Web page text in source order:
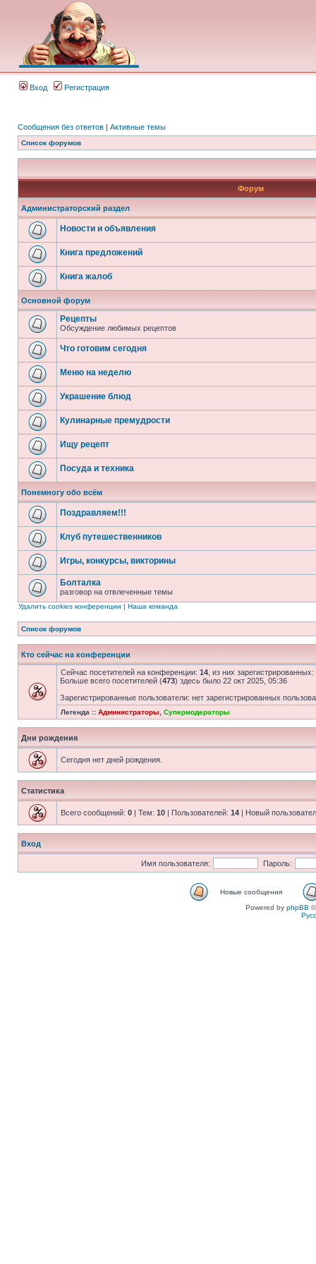
Вход Регистрация
Сообщения без ответов | Активные темы
Список форумов
Форум
Администраторский раздел
Новости и объявления
Книга предложений
Книга жалоб
Основной форум
Рецепты
Обсуждение любимых рецептов
Что готовим сегодня
Меню на неделю
Украшение блюд
Кулинарные премудрости
Ищу рецепт
Посуда и техника
Понемногу обо всём
Поздравляем!!!
Клуб путешественников
Игры, конкурсы, викторины
Болталка
разговор на отвлеченные темы
Удалить cookies конференции | Наша команда
Список форумов
Кто сейчас на конференции
Сейчас посетителей на конференции: 14 , из них
Больше всего посетителей (473) здесь было 22 окт 2025, 05:36
Зарегистрированные пользователи: нет зарегистрированных
Легенда :: Администраторы Супермодераторы
Дни рождения
Сегодня нет дней рождения.
Статистика
Всего сообщений: 0 | Тем: 10 | Пользователей: 14 | Новый
Вход
Имя пользователя: Пароль:
Новые сообщения
Powered by phpBB